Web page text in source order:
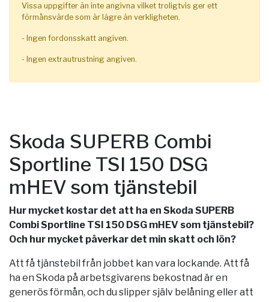
Vissa uppgifter än inte angivna vilket troligtvis ger ett
förmånsvärde som är lägre än verkligheten.
- Ingen fordonsskatt angiven.
- Ingen extrautrustning angiven.
Skoda SUPERB Combi
Sportline TSI 150 DSG
mHEV som tjänstebil
Hur mycket kostar det att ha en Skoda SUPERB
Combi Sportline TSI 150 DSG mHEV som tjänstebil?
Och hur mycket påverkar det min skatt och lön?
Att få tjänstebil från jobbet kan vara lockande. Att få
ha en Skoda på arbetsgivarens bekostnad är en
generös förmån, och du slipper själv belåning eller att